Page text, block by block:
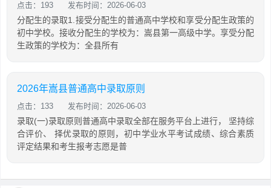
点击：193 发布时间：2026-06-03
分配生的录取1.接受分配生的普通高中学校和享受分配生政策的
初中学校。接收分配生的学校为：嵩县第一高级中学。享受分配
生政策的学校为：全县所有
2026年嵩县普通高中录取原则
点击：133 发布时间：2026-06-03
录取(一)录取原则普通高中录取全部在服务平台上进行， 坚持综
合评价、 择优录取的原则，初中学业水平考试成绩、综合素质
评定结果和考生报考志愿是普